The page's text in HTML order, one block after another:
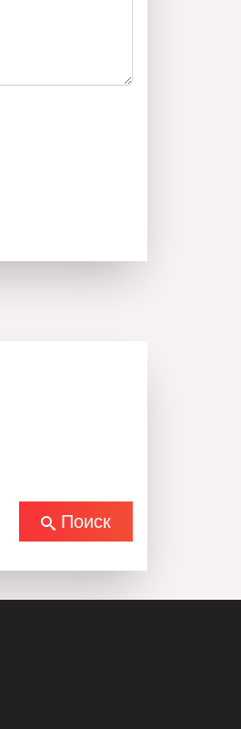
выгодных для
отдел
90 90 400Поиск